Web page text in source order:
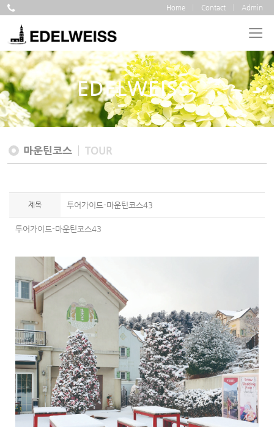
Home Contact Admin
EDELWEISS
마운틴코스 TOUR
제목 투어가이드-마운틴코스43
투어가이드-마운틴코스43